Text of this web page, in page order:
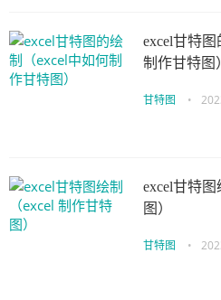
excel甘特
制作甘特图
甘特图 •
excel甘特
图）
甘特图 •